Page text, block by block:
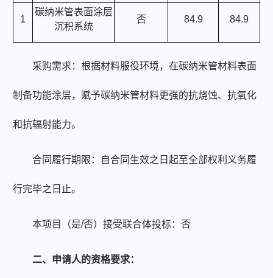
1
碳纳米管表面涂层
沉积系统
否 84.9 84.9
采购需求： 根据材料服役环境，在碳纳米管材料表面
制备功能涂层，赋予碳纳米管材料更强的抗烧蚀、抗氧化
和抗辐射能力。
合同履行期限：自合同生效之日起至全部权利义务履
行完毕之日止。
本项目（是/否）接受联合体投标：否
二、申请人的资格要求：